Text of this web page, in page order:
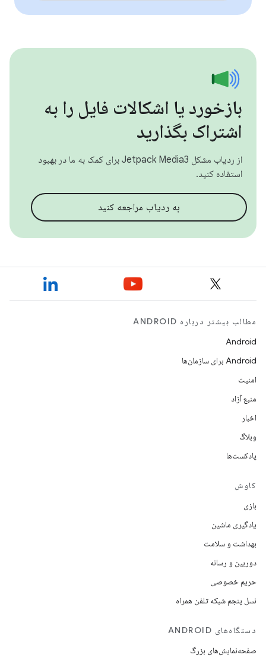
بازخورد یا اشکالات فایل را به
اشتراک بگذارید
از ردیاب مشکل Jetpack Media3 برای کمک به ما در بهبود
استفاده کنید.
به ردیاب مراجعه کنید
مطالب بیشتر درباره ANDROID
Android
Android برای سازمان‌ها
امنیت
منبع آزاد
اخبار
وبلاگ
پادکست‌ها
کاوش
بازی
یادگیری ماشین
بهداشت و سلامت
دوربین و رسانه
حریم خصوصی
نسل پنجم شبکه تلفن همراه
دستگاه‌های ANDROID
صفحه‌نمایش‌های بزرگ